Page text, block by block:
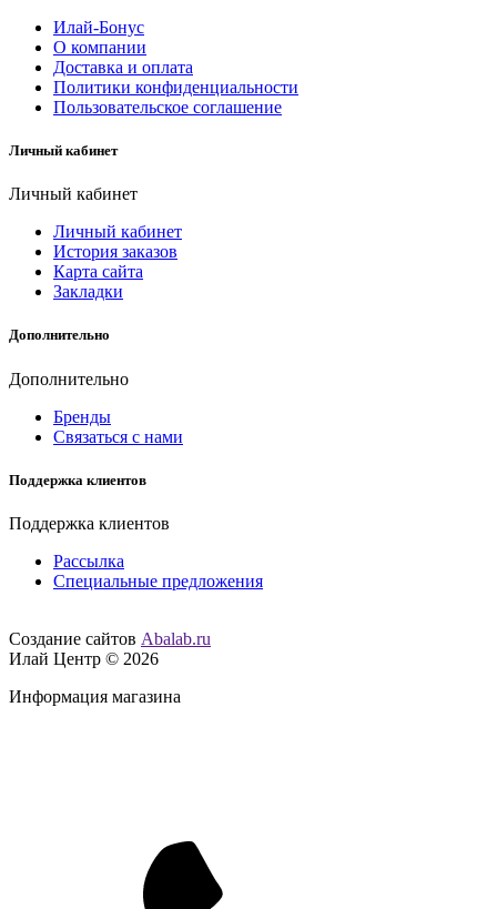
Илай-Бонус
О компании
Доставка и оплата
Политики конфиденциальности
Пользовательское соглашение
Личный кабинет
Личный кабинет
Личный кабинет
История заказов
Карта сайта
Закладки
Дополнительно
Дополнительно
Бренды
Связаться с нами
Поддержка клиентов
Поддержка клиентов
Рассылка
Специальные предложения
Создание сайтов Abalab.ru
Илай Центр © 2026
Информация магазина